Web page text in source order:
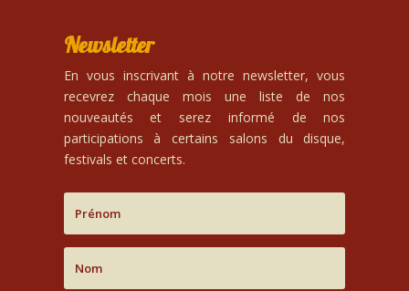
Newsletter
En vous inscrivant à notre newsletter, vous
recevrez chaque mois une liste de nos
nouveautés et serez informé de nos
participations à certains salons du disque,
festivals et concerts.